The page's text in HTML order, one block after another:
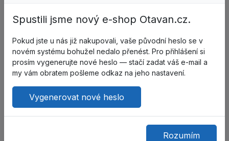
Vyrobeno ze 100% bavlněné tkaniny pro vynikající
pevnost a odolnost proti žmolkování
Povrchová úprava prémiové kvality odpuzuje olej,
Provzdušněná síťovina MeshAir™ v podpaží pro zvýšení
proudění vzduchu
Spustili jsme nový e-shop Otavan.cz.
Pokud jste u nás již nakupovali, vaše původní heslo se v
novém systému bohužel nedalo přenést. Pro přihlášení si
prosím vygenerujte nové heslo — stačí zadat váš e-mail a
my vám obratem pošleme odkaz na jeho nastavení.
Vygenerovat nové heslo
Rozumím